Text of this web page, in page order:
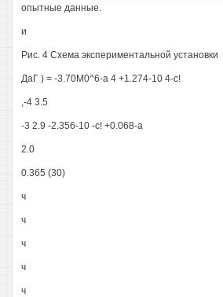
опытные данные.
и
Рис. 4 Схема экспериментальной установки
ДаГ ) = -3.70М0^6-а 4 +1.274-10 4-с!
,-4 3.5
-3 2.9 -2.356-10 -с! +0.068-а
2.0
0.365 (30)
ч
ч
ч
ч
ч